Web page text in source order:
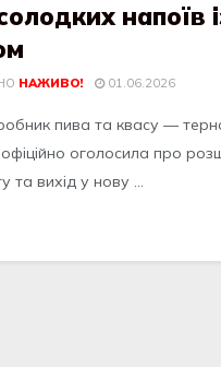
напоїв
НАЖИВО! 01.06.2026
пива та квасу —
оголосила про
та вихід у нову ...